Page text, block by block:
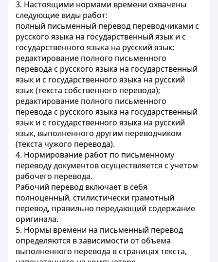
3. Настоящими нормами времени охвачены
следующие виды работ:
полный письменный перевод переводчиками с
русского языка на государственный язык и с
государственного языка на русский язык;
редактирование полного письменного
перевода с русского языка на государственный
язык и с государственного языка на русский
язык (текста собственного перевода);
редактирование полного письменного
перевода с русского языка на государственный
язык и с государственного языка на русский
язык, выполненного другим переводчиком
(текста чужого перевода).
4. Нормирование работ по письменному
переводу документов осуществляется с учетом
рабочего перевода.
Рабочий перевод включает в себя
полноценный, стилистически грамотный
перевод, правильно передающий содержание
оригинала.
5. Нормы времени на письменный перевод
определяются в зависимости от объема
выполненного перевода в страницах текста,